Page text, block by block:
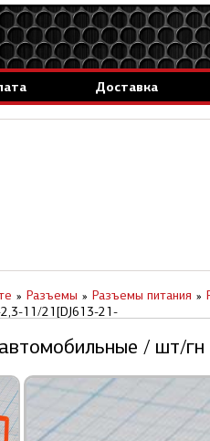
Доставка
/ шт/
Разъемы Разъемы питания
11/21[DJ613-21-